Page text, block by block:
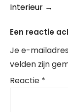
Interieur →
Een reactie
Je e-
velden zijn
Reactie *